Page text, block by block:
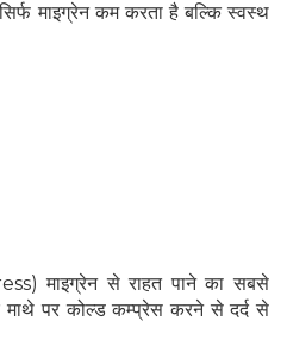
माइग्रेन कम करता है बल्कि स्वस्थ
माइग्रेन से राहत पाने का सबसे
पर कोल्ड कम्प्रेस करने से दर्द से